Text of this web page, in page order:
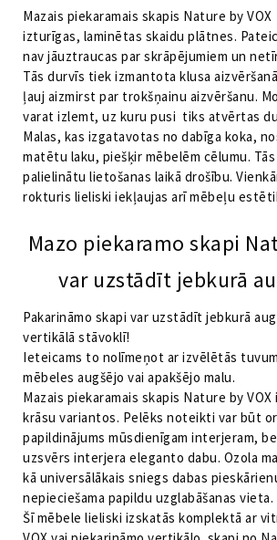
Mazais piekaramais skapis Nature by
izturīgas, laminētas skaidu plātnes.
nav jāuztraucas par skrāpējumiem un
Tās durvīs tiek izmantota klusa
ļauj aizmirst par trokšņainu aizvēršanu.
varat izlemt, uz kuru pusi tiks atvērtas
Malas, kas izgatavotas no dabīga koka,
matētu laku, piešķir mēbelēm cēlumu.
palielinātu lietošanas laikā drošību.
rokturis lieliski iekļaujas arī mēbeļu
Mazo piekaramo skapi
var uzstādīt jebkurā
Pakarināmo skapi var uzstādīt jebkurā
vertikālā stāvoklī!
Ieteicams to nolīmeņot ar izvēlētās
mēbeles augšējo vai apakšējo malu.
Mazais piekaramais skapis Nature by
krāsu variantos. Pelēks noteikti var būt
papildinājums mūsdienīgam interjeram,
uzsvērs interjera eleganto dabu. Ozola
kā universālākais sniegs dabas
nepieciešama papildu uzglabāšanas vieta.
Šī mēbele lieliski izskatās komplektā ar